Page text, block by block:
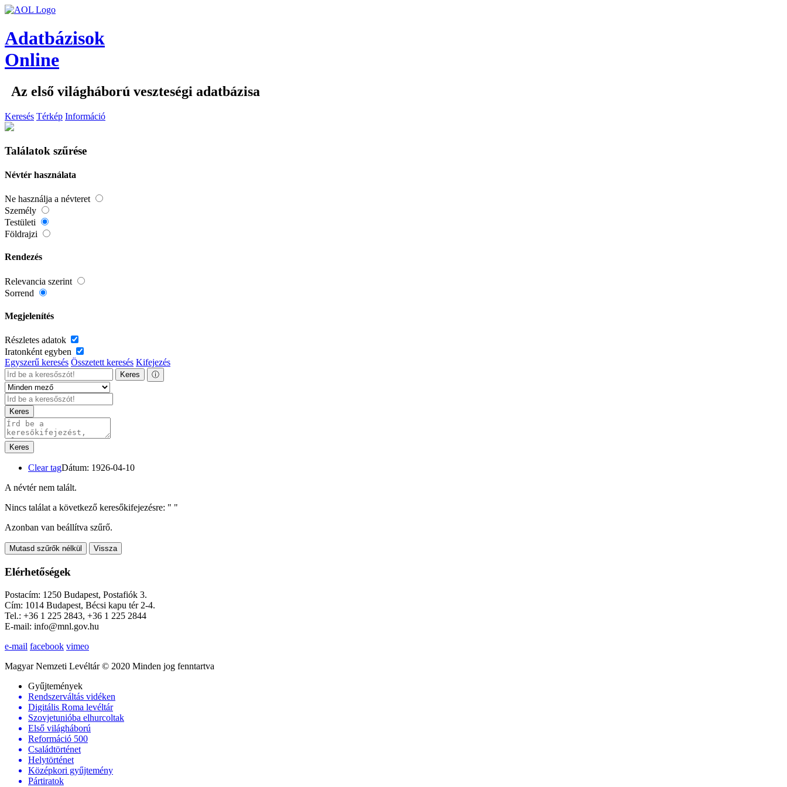
Adatbázisok
Online
Az első világháború veszteségi adatbázisa
Keresés Térkép Információ
Találatok szűrése
Névtér használata
Ne használja a névteret
Személy
Testületi
Földrajzi
Rendezés
Relevancia szerint
Sorrend
Megjelenítés
Részletes adatok
Iratonként egyben
Egyszerű keresés Összetett keresés Kifejezés
Keres ⓘ
Keres
Keres
Clear tagDátum: 1926-04-10
A névtér nem talált.
Nincs találat a következő keresőkifejezésre: " "
Azonban van beállítva szűrő.
Mutasd szűrők nélkül Vissza
Elérhetőségek
Postacím: 1250 Budapest, Postafiók 3.
Cím: 1014 Budapest, Bécsi kapu tér 2-4.
Tel.: +36 1 225 2843, +36 1 225 2844
E-mail: info@mnl.gov.hu
e-mail facebook vimeo
Magyar Nemzeti Levéltár © 2020 Minden jog fenntartva
Gyűjtemények
Rendszerváltás vidéken
Digitális Roma levéltár
Szovjetunióba elhurcoltak
Első világháború
Reformáció 500
Családtörténet
Helytörténet
Középkori gyűjtemény
Pártiratok